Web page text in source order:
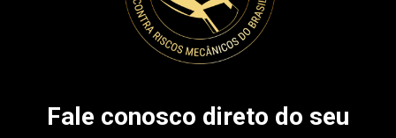
Fale conosco direto do seu